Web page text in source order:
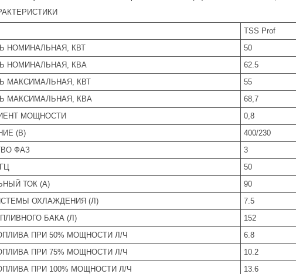
TSS Prof
НОМИНАЛЬНАЯ, КВТ
50
НОМИНАЛЬНАЯ, КВА
62.5
МАКСИМАЛЬНАЯ, КВТ
55
МАКСИМАЛЬНАЯ, КВА
68,7
МОЩНОСТИ
0,8
(В)
400/230
ФАЗ
3
50
ТОК (А)
90
ОХЛАЖДЕНИЯ (Л)
7.5
БАКА (Л)
152
ПРИ 50% МОЩНОСТИ Л/Ч
6.8
ПРИ 75% МОЩНОСТИ Л/Ч
10.2
ПРИ 100% МОЩНОСТИ Л/Ч
13.6